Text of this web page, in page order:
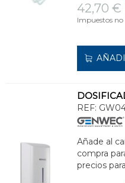
42,70 €
Impuestos no
REF:
Añade al
compra
precios